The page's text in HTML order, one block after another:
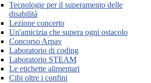
Tecnologie per il superamento delle
disabilità
Lezione concerto
Un'amicizia che supera ogni ostacolo
Concorso Arpav
Laboratorio di coding
Laboratorio STEAM
Le etichette alimentari
Cibi oltre i confini